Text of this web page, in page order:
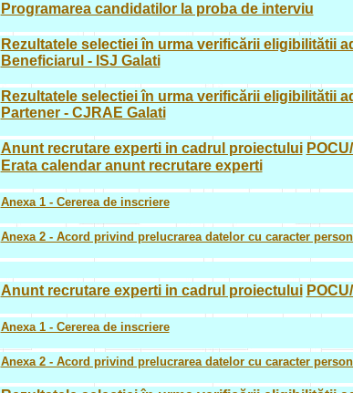
Programarea candidatilor la proba de interviu
Rezultatele selectiei în urma verificării eligibilitătii
Beneficiarul - ISJ Galati
Rezultatele selectiei în urma verificării eligibilitătii
Partener - CJRAE Galati
Anunt recrutare experti in cadrul proiectului
Erata calendar anunt recrutare experti
Anexa 1 - Cererea de inscriere
Anexa 2 - Acord privind prelucrarea datelor cu caracter
Anunt recrutare experti in cadrul proiectului
Anexa 1 - Cererea de inscriere
Anexa 2 - Acord privind prelucrarea datelor cu caracter